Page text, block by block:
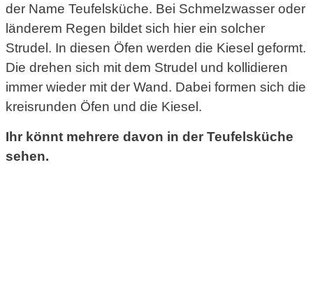
der Name Teufelsküche. Bei Schmelzwasser oder
länderem Regen bildet sich hier ein solcher
Strudel. In diesen Öfen werden die Kiesel geformt.
Die drehen sich mit dem Strudel und kollidieren
immer wieder mit der Wand. Dabei formen sich die
kreisrunden Öfen und die Kiesel.
Ihr könnt mehrere davon in der Teufelsküche
sehen.